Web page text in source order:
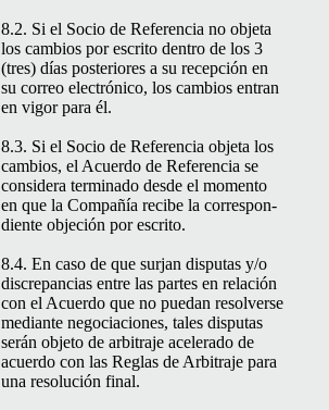
8.2. Si el Socio de Ref­er­en­cia no obje­ta
los cam­bios por escrito den­tro de los 3
(tres) días pos­te­ri­ores a su recep­ción en
su correo elec­tróni­co, los cam­bios entran
en vig­or para él.
8.3. Si el Socio de Ref­er­en­cia obje­ta los
cam­bios, el Acuer­do de Ref­er­en­cia se
con­sid­era ter­mi­na­do des­de el momen­to
en que la Com­pañía recibe la cor­re­spon­
di­ente obje­ción por escrito.
8.4. En caso de que sur­jan dis­putas y/o
dis­crep­an­cias entre las partes en relación
con el Acuer­do que no puedan resol­verse
medi­ante nego­cia­ciones, tales dis­putas
serán obje­to de arbi­tra­je acel­er­a­do de
acuer­do con las Reglas de Arbi­tra­je para
una res­olu­ción final.